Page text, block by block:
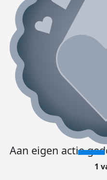
Aan eigen actie
1